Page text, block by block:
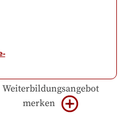
Weiterbildungsangebot
merken